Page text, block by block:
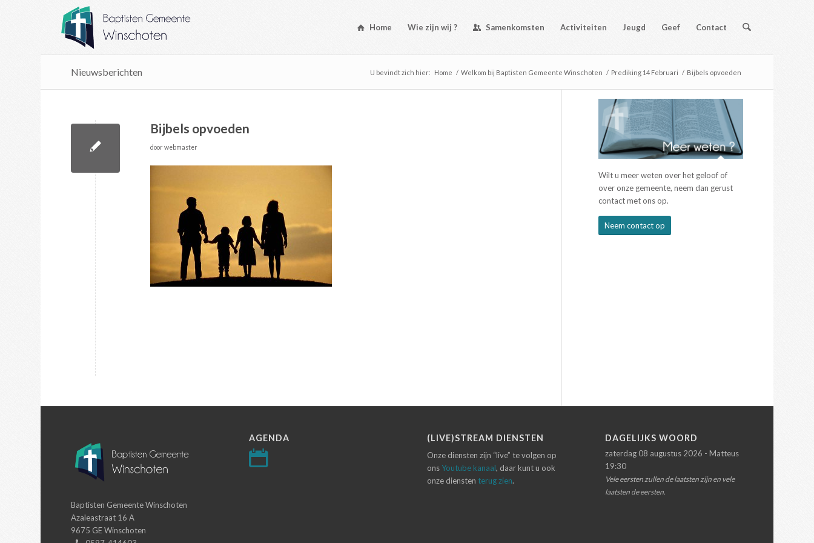
Home Wie zijn wij ? Samenkomsten Activiteiten Jeugd Geef Contact
Nieuwsberichten U bevindt zich hier: Home / Welkom bij Baptisten Gemeente Winschoten / Prediking 14 Februari / Bijbels opvoeden
Bijbels opvoeden
doorwebmaster
Wilt u meer weten over het geloof of
over onze gemeente, neem dan gerust
contact met ons op.
Neem contact op
Baptisten Gemeente Winschoten
Azaleastraat 16 A
9675 GE Winschoten
AGENDA (LIVE)STREAM DIENSTEN
Onze diensten zijn “live” te volgen op
onsYoutube kanaal, daar kunt u ook
onze diensten terug zien.
DAGELIJKS WOORD
zaterdag 08 augustus 2026 - Matteus
19:30
Vele eersten zullen de laatsten zijn en vele
laatsten de eersten.